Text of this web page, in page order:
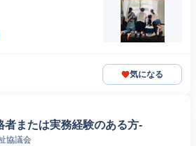
気になる
または実務経験のある方-
協議会